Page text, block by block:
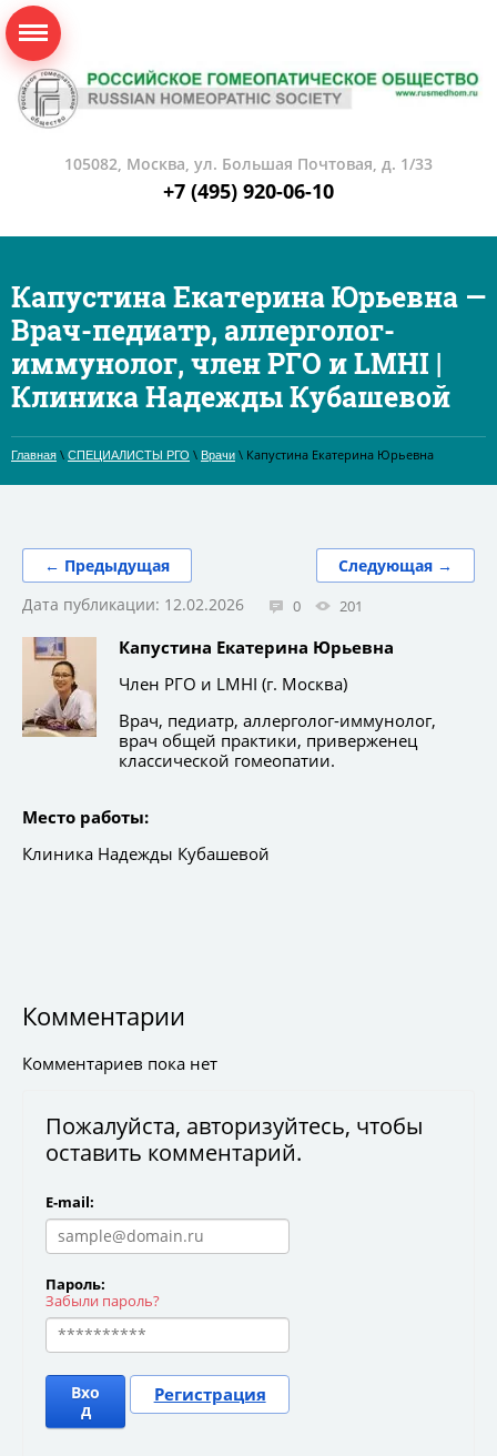
105082, Москва, ул. Большая Почтовая, д. 1/33
+7 (495) 920-06-10
Капустина Екатерина Юрьевна —
Врач-педиатр, аллерголог-
иммунолог, член РГО и LMHI |
Клиника Надежды Кубашевой
Главная \ СПЕЦИАЛИСТЫ РГО \ Врачи \ Капустина Екатерина Юрьевна
← Предыдущая
Следующая →
Дата публикации: 12.02.2026
0 201
Капустина Екатерина Юрьевна
Член РГО и LMHI (г. Москва)
Врач, педиатр, аллерголог-иммунолог,
врач общей практики, приверженец
классической гомеопатии.
Место работы:
Клиника Надежды Кубашевой
Комментарии
Комментариев пока нет
Пожалуйста, авторизуйтесь, чтобы
оставить комментарий.
E-mail:
Пароль:
Забыли пароль?
Регистрация
Вхо
д